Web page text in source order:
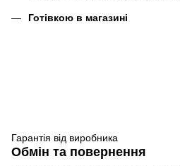
Готівкою в магазині
Гарантія від виробника
Обмін та повернення